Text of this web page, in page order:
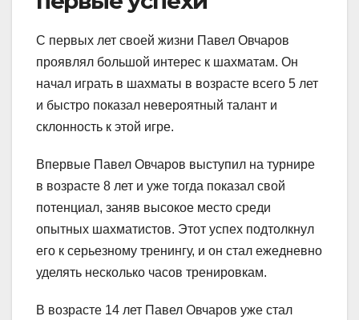
С первых лет своей жизни Павел Овчаров
проявлял большой интерес к шахматам. Он
начал играть в шахматы в возрасте всего 5 лет
и быстро показал невероятный талант и
склонность к этой игре.
Впервые Павел Овчаров выступил на турнире
в возрасте 8 лет и уже тогда показал свой
потенциал, заняв высокое место среди
опытных шахматистов. Этот успех подтолкнул
его к серьезному тренингу, и он стал ежедневно
уделять несколько часов тренировкам.
В возрасте 14 лет Павел Овчаров уже стал